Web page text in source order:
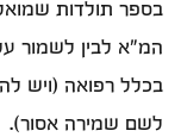
בספר תולדות
המ"א לבין לשמור
בכלל רפואה (ויש
לשם שמירה אסור).